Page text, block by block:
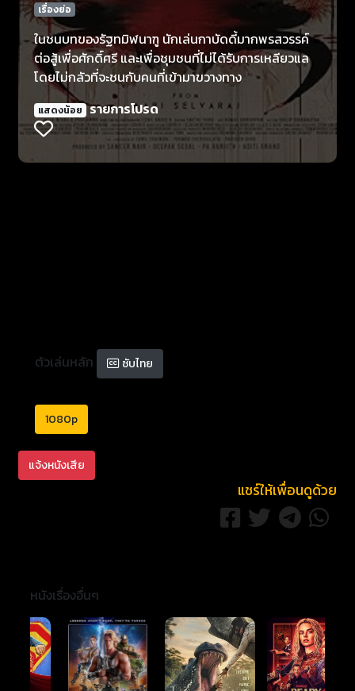
เรื่องย่อ
ในชนบทของรัฐทมิฬนาฑู นักเล่นกาบัดดี้มากพรสวรรค์
ต่อสู้เพื่อศักดิ์ศรี และเพื่อชุมชนที่ไม่ได้รับการเหลียวแล
โดยไม่กลัวที่จะชนกับคนที่เข้ามาขวางทาง
แสดงน้อย รายการโปรด
ตัวเล่นหลัก ซับไทย
1080p
แจ้งหนังเสีย
แชร์ให้เพื่อนดูด้วย
หนังเรื่องอื่นๆ